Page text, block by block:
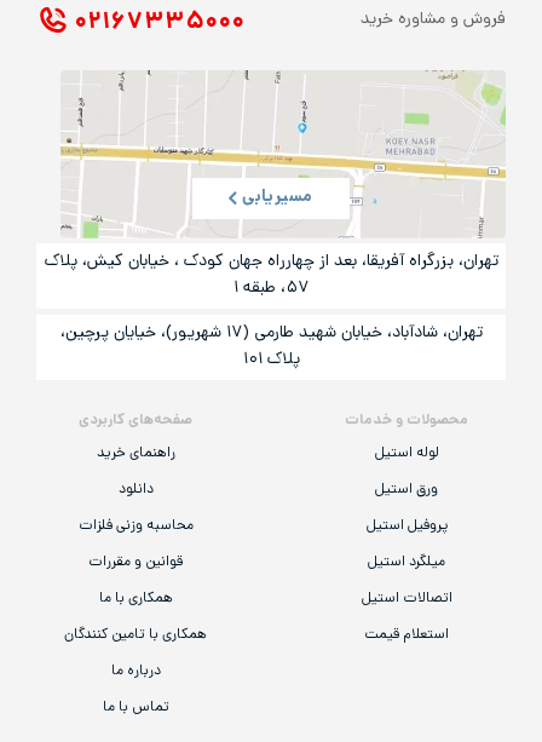
محصولات و خدمات
لوله استیل
ورق استیل
پروفیل استیل
میلگرد استیل
اتصالات استیل
استعلام قیمت
صفحه‌های کاربردی
راهنمای خرید
دانلود
محاسبه وزنی فلزات
قوانین و مقررات
همکاری با ما
همکاری با تامین کنندگان
درباره ما
تماس با ما
فروش و مشاوره خرید ۰۲۱ ۶۷۳۳۵۰۰۰
مسیریابی
تهران، بزرگراه آفریقا، بعد از چهارراه جهان کودک ، خیابان کیش، پلاک
۵۷، طبقه ۱
تهران، شادآباد، خیابان شهید طارمی (۱۷ شهریور)، خیایان پرچین،
پلاک ۱۰۱